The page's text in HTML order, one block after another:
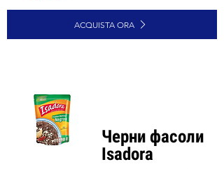
ACQUISTA ORA
Черни фасоли
Isadora